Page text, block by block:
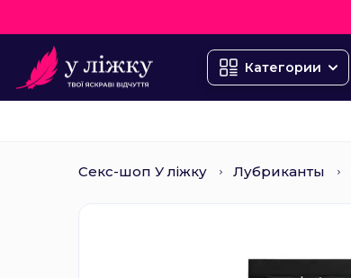
Категории
Секс-шоп У ліжку Лубриканты